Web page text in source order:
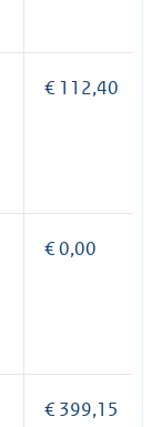
€ 112,40
€ 0,00
€ 399,15